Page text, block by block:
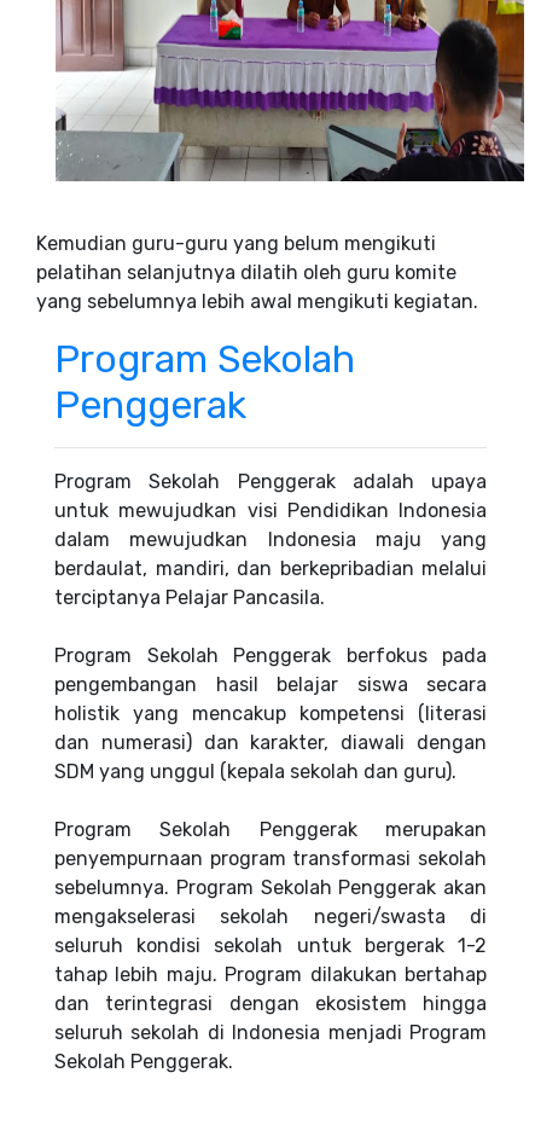
Kemudian guru-guru yang belum mengikuti
pelatihan selanjutnya dilatih oleh guru komite
yang sebelumnya lebih awal mengikuti kegiatan.
Program Sekolah
Penggerak
Program Sekolah Penggerak adalah upaya
untuk mewujudkan visi Pendidikan Indonesia
dalam mewujudkan Indonesia maju yang
berdaulat, mandiri, dan berkepribadian melalui
terciptanya Pelajar Pancasila.
Program Sekolah Penggerak berfokus pada
pengembangan hasil belajar siswa secara
holistik yang mencakup kompetensi (literasi
dan numerasi) dan karakter, diawali dengan
SDM yang unggul (kepala sekolah dan guru).
Program Sekolah Penggerak merupakan
penyempurnaan program transformasi sekolah
sebelumnya. Program Sekolah Penggerak akan
mengakselerasi sekolah negeri/swasta di
seluruh kondisi sekolah untuk bergerak 1-2
tahap lebih maju. Program dilakukan bertahap
dan terintegrasi dengan ekosistem hingga
seluruh sekolah di Indonesia menjadi Program
Sekolah Penggerak.